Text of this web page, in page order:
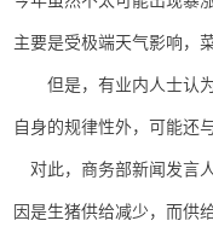
主要是受极端天气影响，
但是，有业内人士认为
自身的规律性外，可能还
对此，商务部新闻发言
因是生猪供给减少，而供